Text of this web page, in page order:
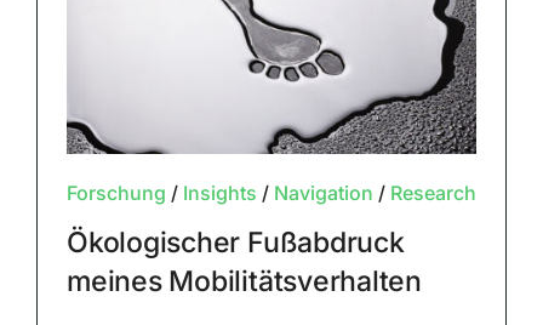
Forschung / Insights / Navigation / Research
Ökologischer Fußabdruck
meines Mobilitätsverhalten